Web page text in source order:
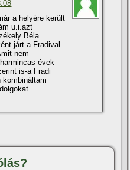
a helyére került
u.i.azt
Béla
járt a Fradival
nem
évek
is-a Fradi